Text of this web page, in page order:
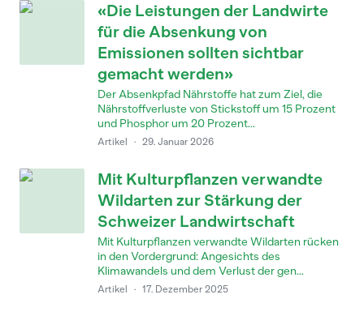
«Die Leistungen der Landwirte
für die Absenkung von
Emissionen sollten sichtbar
gemacht werden»
Der Absenkpfad Nährstoffe hat zum Ziel, die
Nährstoffverluste von Stickstoff um 15 Prozent
und Phosphor um 20 Prozent...
Artikel · 29. Januar 2026
Mit Kulturpflanzen verwandte
Wildarten zur Stärkung der
Schweizer Landwirtschaft
Mit Kulturpflanzen verwandte Wildarten rücken
in den Vordergrund: Angesichts des
Klimawandels und dem Verlust der gen...
Artikel · 17. Dezember 2025